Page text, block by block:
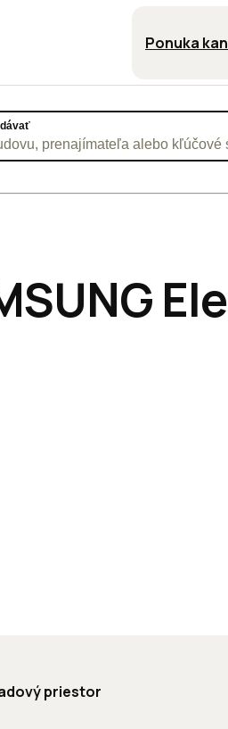
Ponuka
prenajímateľa alebo kľúčové
priestor